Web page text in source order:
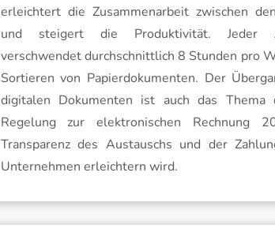
erleichtert die Zusammenarbeit zwischen
und steigert die Produktivität. Jeder
verschwendet durchschnittlich 8 Stunden pro
Sortieren von Papierdokumenten. Der
digitalen Dokumenten ist auch das Thema
Regelung zur elektronischen Rechnung
Transparenz des Austauschs und der
Unternehmen erleichtern wird.